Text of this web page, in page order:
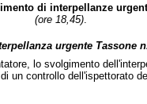
di interpellanze
(ore 18,45)
urgente Tassone
lo svolgimento
controllo dell'ispettorato